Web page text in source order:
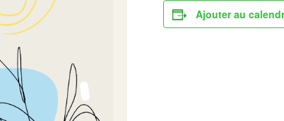
Ajouter au